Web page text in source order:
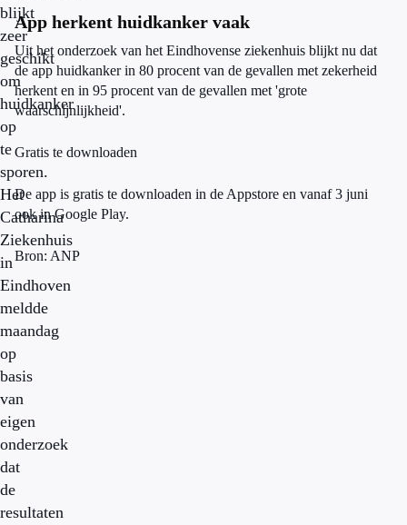
blijkt
zeer
geschikt
om
huidkanker
op
te
sporen.
Het
Catharina
Ziekenhuis
in
Eindhoven
meldde
maandag
op
basis
van
eigen
onderzoek
dat
de
resultaten
App herkent huidkanker vaak
Uit het onderzoek van het Eindhovense ziekenhuis blijkt nu dat
de app huidkanker in 80 procent van de gevallen met zekerheid
herkent en in 95 procent van de gevallen met 'grote
waarschijnlijkheid'.
Gratis te downloaden
De app is gratis te downloaden in de Appstore en vanaf 3 juni
ook in Google Play.
Bron: ANP